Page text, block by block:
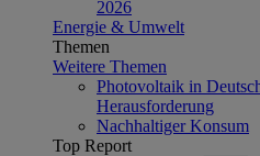
2026
Energie & Umwelt
Themen
Weitere Themen
Photovoltaik in
Herausforderung
Nachhaltiger Konsum
Top Report